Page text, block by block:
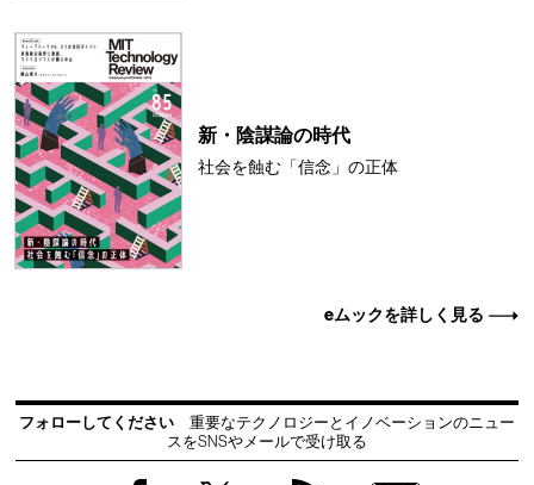
新・陰謀論の時代
社会を蝕む「信念」の正体
eムックを詳しく見る
フォローしてください
重要なテクノロジーとイノベーションのニュー
スをSNSやメールで受け取る